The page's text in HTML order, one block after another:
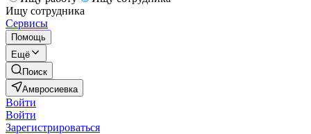
Ищу сотрудника
Сервисы
Помощь
Ещё
Поиск
Амвросиевка
Войти
Войти
Зарегистрироваться